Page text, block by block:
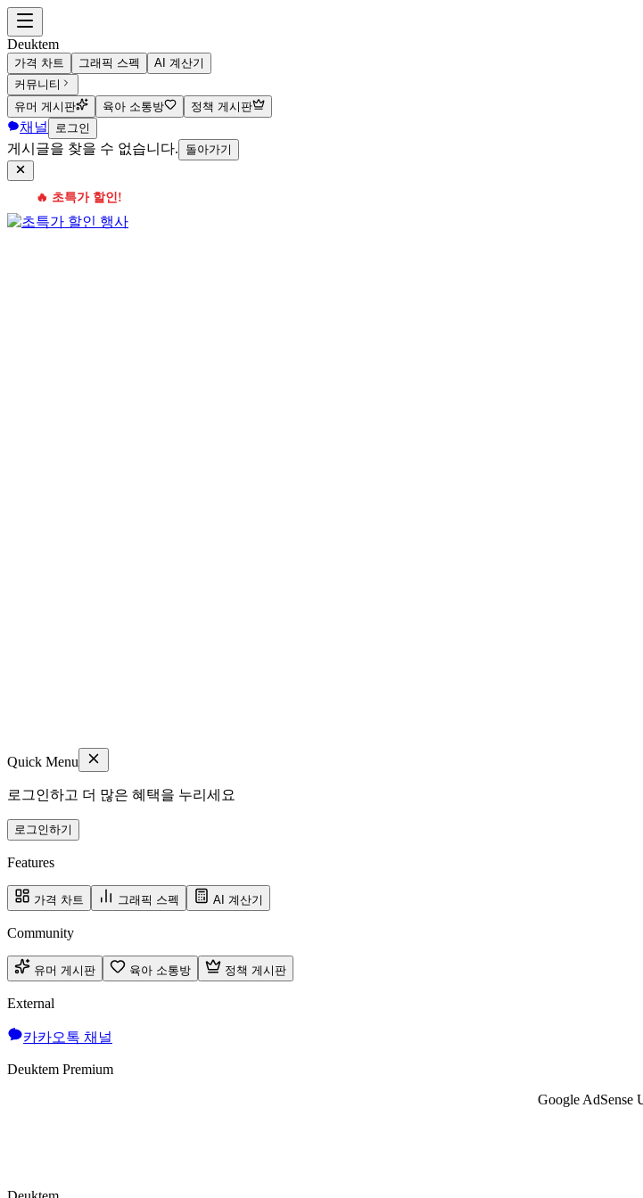
Deuktem
가격 차트 그래픽 스펙
AI 계산기
커뮤니티
유머 게시판
육아 소통방 정책 게시판
채널 로그인
게시글을 찾을 수 없습니다. 돌아가기
🔥 초특가 할인!
Quick Menu
로그인하고 더 많은 혜택을 누리세요
로그인하기
Features
가격 차트 그래픽 스펙 AI 계산기
Community
유머 게시판 육아 소통방 정책 게시판
External
카카오톡 채널
Deuktem Premium
Google AdSense